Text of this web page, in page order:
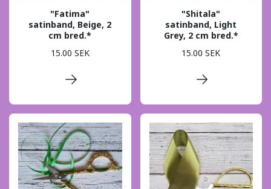
"Fatima"
satinband, Beige, 2
cm bred.*
15.00 SEK
"Shitala"
satinband, Light
Grey, 2 cm bred.*
15.00 SEK